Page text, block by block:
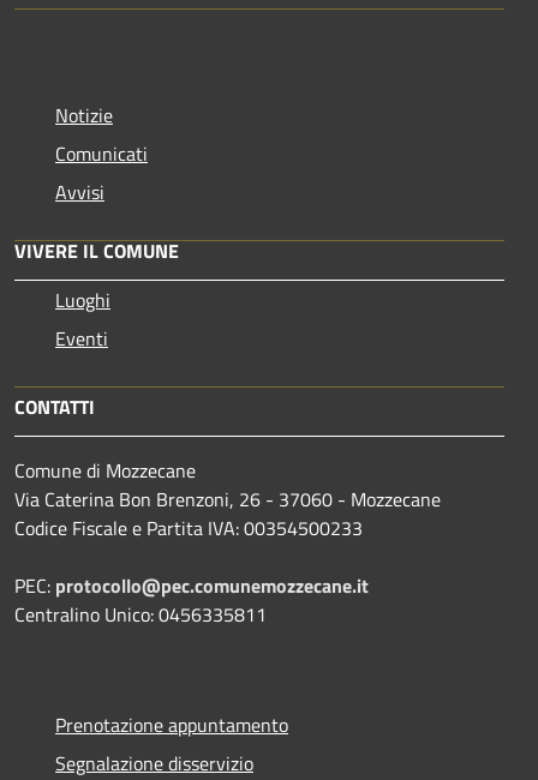
Notizie
Comunicati
Avvisi
VIVERE IL COMUNE
Luoghi
Eventi
CONTATTI
Comune di Mozzecane
Via Caterina Bon Brenzoni, 26 - 37060 - Mozzecane
Codice Fiscale e Partita IVA: 00354500233
PEC: protocollo@pec.comunemozzecane.it
Centralino Unico: 0456335811
Prenotazione appuntamento
Segnalazione disservizio